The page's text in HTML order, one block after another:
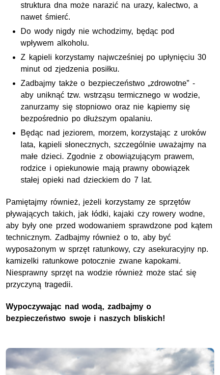
struktura dna może narazić na urazy, kalectwo, a
nawet śmierć.
Do wody nigdy nie wchodzimy, będąc pod
wpływem alkoholu.
Z kąpieli korzystamy najwcześniej po upłynięciu 30
minut od zjedzenia posiłku.
Zadbajmy także o bezpieczeństwo „zdrowotne” -
aby uniknąć tzw. wstrząsu termicznego w wodzie,
zanurzamy się stopniowo oraz nie kąpiemy się
bezpośrednio po dłuższym opalaniu.
Będąc nad jeziorem, morzem, korzystając z uroków
lata, kąpieli słonecznych, szczególnie uważajmy na
małe dzieci. Zgodnie z obowiązującym prawem,
rodzice i opiekunowie mają prawny obowiązek
stałej opieki nad dzieckiem do 7 lat.
Pamiętajmy również, jeżeli korzystamy ze sprzętów
pływających takich, jak łódki, kajaki czy rowery wodne,
aby były one przed wodowaniem sprawdzone pod kątem
technicznym. Zadbajmy również o to, aby być
wyposażonym w sprzęt ratunkowy, czy asekuracyjny np.
kamizelki ratunkowe potocznie zwane kapokami.
Niesprawny sprzęt na wodzie również może stać się
przyczyną tragedii.
Wypoczywając nad wodą, zadbajmy o
bezpieczeństwo swoje i naszych bliskich!